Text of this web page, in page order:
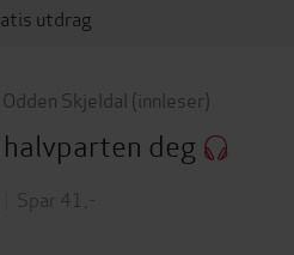
utdrag
Skjeldal (innleser)
deg
Spar 41,-